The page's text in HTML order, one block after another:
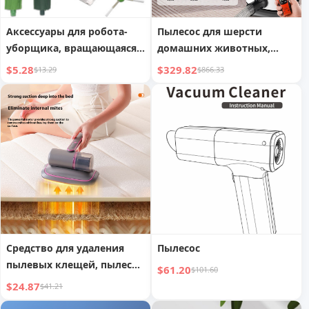
Аксессуары для робота-
уборщика, вращающаяся
щетка
$5.28$13.29
Пылесос для шерсти
домашних животных,
мощный обдув, набор из
ухода, малошумная
шерсти собак Temu
$329.82$866.33
Средство для удаления
пылевых клещей, пылесос
для кровати, средство для
удаления пылевых
$24.87$41.21
Пылесос
$61.20$101.60